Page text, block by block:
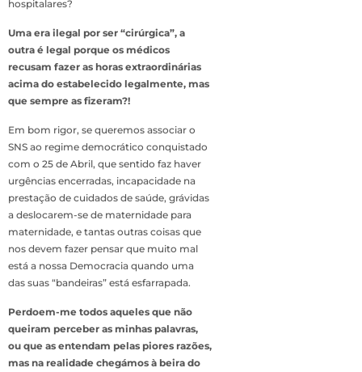
hospitalares?
Uma era ilegal por ser “cirúrgica”, a
outra é legal porque os médicos
recusam fazer as horas extraordinárias
acima do estabelecido legalmente, mas
que sempre as fizeram?!
Em bom rigor, se queremos associar o
SNS ao regime democrático conquistado
com o 25 de Abril, que sentido faz haver
urgências encerradas, incapacidade na
prestação de cuidados de saúde, grávidas
a deslocarem-se de maternidade para
maternidade, e tantas outras coisas que
nos devem fazer pensar que muito mal
está a nossa Democracia quando uma
das suas “bandeiras” está esfarrapada.
Perdoem-me todos aqueles que não
queiram perceber as minhas palavras,
ou que as entendam pelas piores razões,
mas na realidade chegámos à beira do